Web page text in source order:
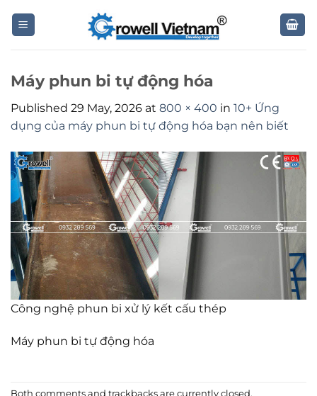
Máy phun bi tự động hóa
Published 29 May, 2026 at 800 × 400 in 10+ Ứng
dụng của máy phun bi tự động hóa bạn nên biết
Công nghệ phun bi xử lý kết cấu thép
Máy phun bi tự động hóa
Both comments and trackbacks are currently closed.